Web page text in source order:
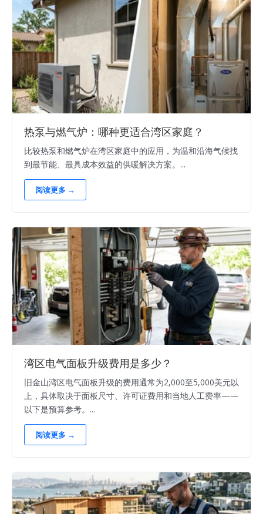
热泵与燃气炉：哪种更适合湾区家庭？
比较热泵和燃气炉在湾区家庭中的应用，为温和沿海气候找
到最节能、最具成本效益的供暖解决方案。...
阅读更多 →
湾区电气面板升级费用是多少？
旧金山湾区电气面板升级的费用通常为2,000至5,000美元以
上，具体取决于面板尺寸、许可证费用和当地人工费率——
以下是预算参考。...
阅读更多 →